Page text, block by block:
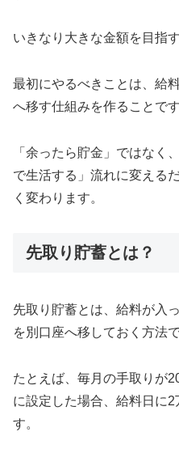
いきなり大きな金額を目指
最初にやるべきことは、給
へ移す仕組みを作ることです
「余ったら貯金」ではなく
で生活する」流れに変える
く変わります。
先取り貯蓄とは？
先取り貯蓄とは、給料が入
を別口座へ移しておく方法で
たとえば、毎月の手取りが
に設定した場合、給料日に
す。